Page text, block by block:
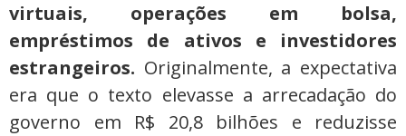
virtuais, operações em bolsa,
empréstimos de ativos e investidores
estrangeiros. Originalmente, a expectativa
era que o texto elevasse a arrecadação do
governo em R$ 20,8 bilhões e reduzisse